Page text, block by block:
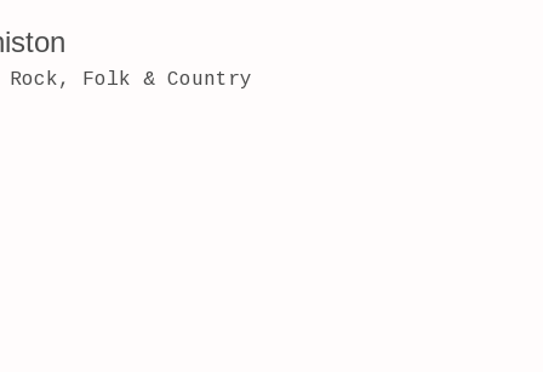
Rock, Folk & Country